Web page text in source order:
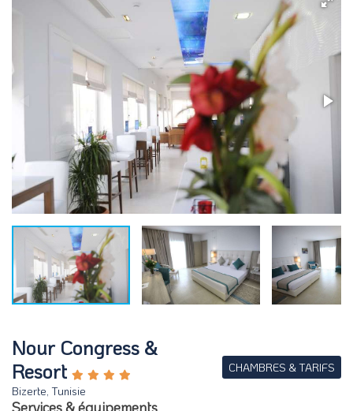
Nour Congress &
Resort
Bizerte, Tunisie
CHAMBRES & TARIFS